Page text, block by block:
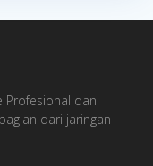
Profesional dan
dari jaringan